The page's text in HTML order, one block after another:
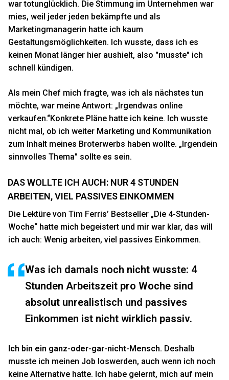
war totunglücklich. Die Stimmung im Unternehmen war
mies, weil jeder jeden bekämpfte und als
Marketingmanagerin hatte ich kaum
Gestaltungsmöglichkeiten. Ich wusste, dass ich es
keinen Monat länger hier aushielt, also "musste" ich
schnell kündigen.
Als mein Chef mich fragte, was ich als nächstes tun
möchte, war meine Antwort: „Irgendwas online
verkaufen.“Konkrete Pläne hatte ich keine. Ich wusste
nicht mal, ob ich weiter Marketing und Kommunikation
zum Inhalt meines Broterwerbs haben wollte. „Irgendein
sinnvolles Thema" sollte es sein.
DAS WOLLTE ICH AUCH: NUR 4 STUNDEN
ARBEITEN, VIEL PASSIVES EINKOMMEN
Die Lektüre von Tim Ferris’ Bestseller „Die 4-Stunden-
Woche“ hatte mich begeistert und mir war klar, das will
ich auch: Wenig arbeiten, viel passives Einkommen.
Was ich damals noch nicht wusste: 4
Stunden Arbeitszeit pro Woche sind
absolut unrealistisch und passives
Einkommen ist nicht wirklich passiv.
Ich bin ein ganz-oder-gar-nicht-Mensch. Deshalb
musste ich meinen Job loswerden, auch wenn ich noch
keine Alternative hatte. Ich habe gelernt, mich auf mein